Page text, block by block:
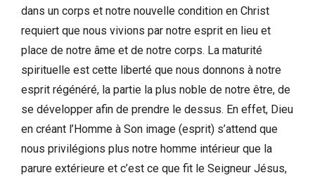
dans un corps et notre nouvelle condition en Christ
requiert que nous vivions par notre esprit en lieu et
place de notre âme et de notre corps. La maturité
spirituelle est cette liberté que nous donnons à notre
esprit régénéré, la partie la plus noble de notre être, de
se développer afin de prendre le dessus. En effet, Dieu
en créant l’Homme à Son image (esprit) s’attend que
nous privilégions plus notre homme intérieur que la
parure extérieure et c’est ce que fit le Seigneur Jésus,